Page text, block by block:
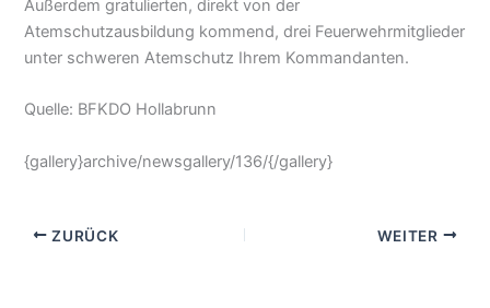
Außerdem gratulierten, direkt von der
Atemschutzausbildung kommend, drei Feuerwehrmitglieder
unter schweren Atemschutz Ihrem Kommandanten.
Quelle: BFKDO Hollabrunn
{gallery}archive/newsgallery/136/{/gallery}
ZURÜCK WEITER